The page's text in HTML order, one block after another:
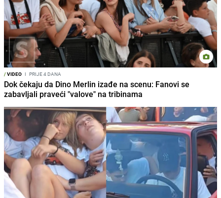
/VIDEO I PRIJE 4 DANA
Dok čekaju da Dino Merlin izađe na scenu: Fanovi se
zabavljali praveći "valove" na tribinama